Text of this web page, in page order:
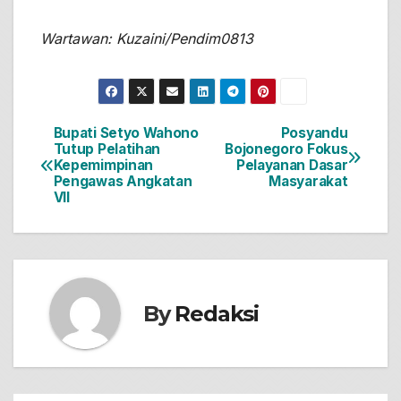
Wartawan: Kuzaini/Pendim0813
Navigasi
pos
Posyandu
Bojonegoro Fokus
Pelayanan Dasar
Masyarakat
Bupati Setyo Wahono
Tutup Pelatihan
Kepemimpinan
Pengawas Angkatan
VII
ByRedaksi